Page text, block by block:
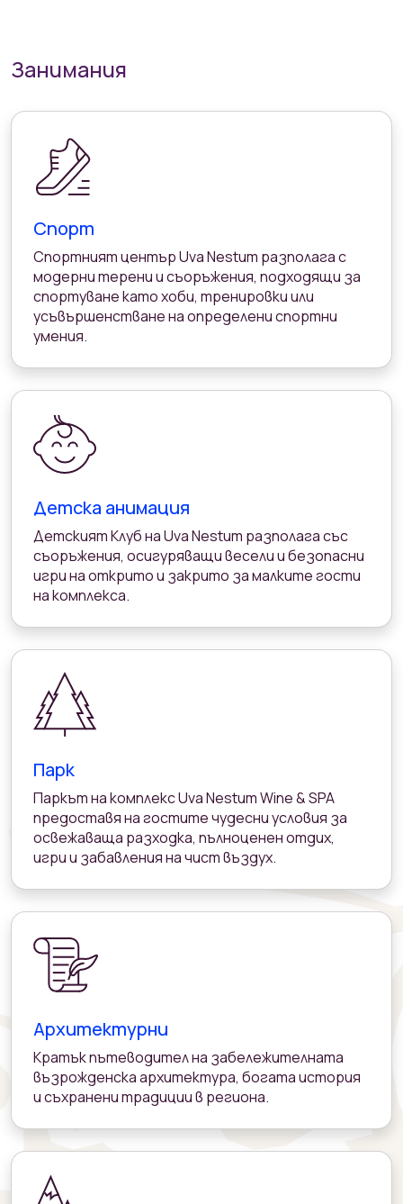
Занимания
Спорт
Спортният център Uva Nestum разполага с
модерни терени и съоръжения, подходящи за
спортуване като хоби, тренировки или
усъвършенстване на определени спортни
умения.
Детска анимация
Детският Клуб на Uva Nestum разполага със
съоръжения, осигуряващи весели и безопасни
игри на открито и закрито за малките гости
на комплекса.
Парк
Паркът на комплекс Uva Nestum Wine & SPA
предоставя на гостите чудесни условия за
освежаваща разходка, пълноценен отдих,
игри и забавления на чист въздух.
Архитектурни
Кратък пътеводител на забележителната
възрожденска архитектура, богата история
и съхранени традиции в региона.